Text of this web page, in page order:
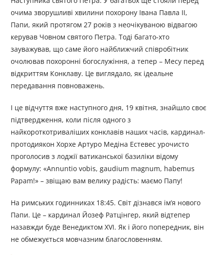
очима зворушливі хвилини похорону Івана Павла ІІ,
Папи, який протягом 27 років з неочікуваною відвагою
керував Човном святого Петра. Тоді багато-хто
зауважував, що саме його найближчий співробітник
очолював похоронні богослужіння, а тепер – Месу перед
відкриттям Конклаву. Це виглядало, як ідеальне
передавання повноважень.
І це відчуття вже наступного дня, 19 квітня, знайшло своє
підтвердження, коли після одного з
найкороткотриваліших конклавів наших часів, кардинал-
протодиякон Хорхе Артуро Медіна Естевес урочисто
проголосив з лоджії ватиканської базиліки відому
формулу: «Annuntio vobis, gaudium magnum, habemus
Papam!» – звіщаю вам велику радість: маємо Папу!
На римських годинниках 18:45. Світ дізнався ім’я нового
Папи. Це – кардинал Йозеф Ратцінгер, який відтепер
назавжди буде Венедиктом XVI. Як і його попередник, він
не обмежується мовчазним благословенням.